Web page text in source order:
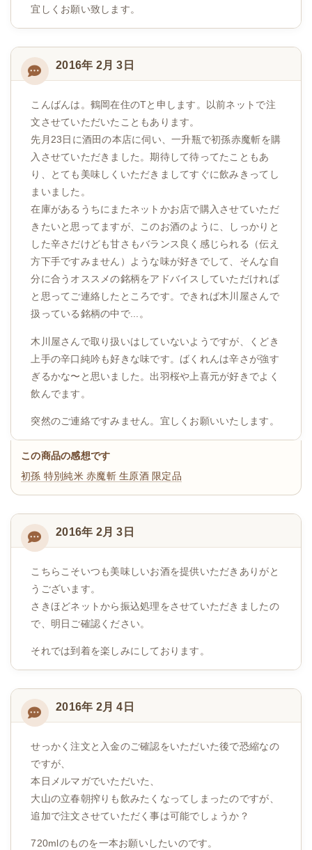
宜しくお願い致します。
2016年 2月 3日
こんばんは。鶴岡在住のTと申します。以前ネットで注
文させていただいたこともあります。
先月23日に酒田の本店に伺い、一升瓶で初孫赤魔斬を購
入させていただきました。期待して待ってたこともあ
り、とても美味しくいただきましてすぐに飲みきってし
まいました。
在庫があるうちにまたネットかお店で購入させていただ
きたいと思ってますが、このお酒のように、しっかりと
した辛さだけども甘さもバランス良く感じられる（伝え
方下手ですみません）ような味が好きでして、そんな自
分に合うオススメの銘柄をアドバイスしていただければ
と思ってご連絡したところです。できれば木川屋さんで
扱っている銘柄の中で...。
木川屋さんで取り扱いはしていないようですが、くどき
上手の辛口純吟も好きな味です。ばくれんは辛さが強す
ぎるかな〜と思いました。出羽桜や上喜元が好きでよく
飲んでます。
突然のご連絡ですみません。宜しくお願いいたします。
この商品の感想です
初孫 特別純米 赤魔斬 生原酒 限定品
2016年 2月 3日
こちらこそいつも美味しいお酒を提供いただきありがと
うございます。
さきほどネットから振込処理をさせていただきましたの
で、明日ご確認ください。
それでは到着を楽しみにしております。
2016年 2月 4日
せっかく注文と入金のご確認をいただいた後で恐縮なの
ですが、
本日メルマガでいただいた、
大山の立春朝搾りも飲みたくなってしまったのですが、
追加で注文させていただく事は可能でしょうか？
720mlのものを一本お願いしたいのです。